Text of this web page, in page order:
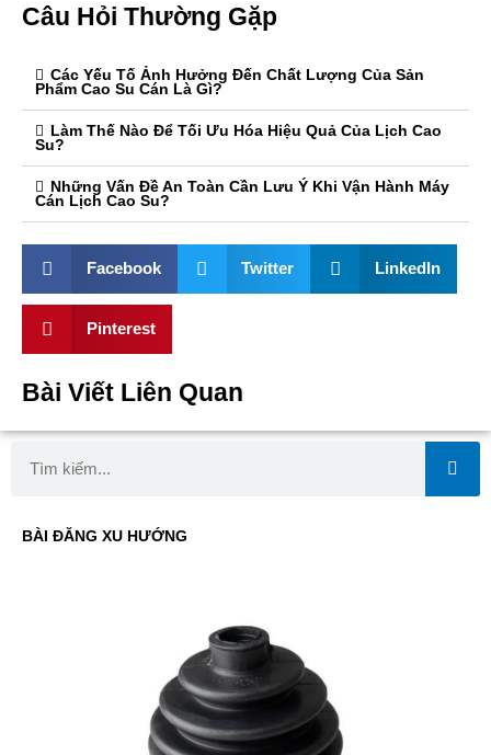
Câu Hỏi Thường Gặp
Các Yếu Tố Ảnh Hưởng Đến Chất Lượng Của Sản
Phẩm Cao Su Cán Là Gì?
Làm Thế Nào Để Tối Ưu Hóa Hiệu Quả Của Lịch Cao
Su?
Những Vấn Đề An Toàn Cần Lưu Ý Khi Vận Hành Máy
Cán Lịch Cao Su?
Facebook Twitter LinkedIn
Pinterest
Bài Viết Liên Quan
BÀI ĐĂNG XU HƯỚNG